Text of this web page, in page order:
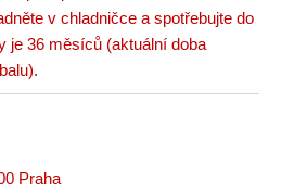
v chladničce a spotřebujte do
je 36 měsíců (aktuální doba
Praha